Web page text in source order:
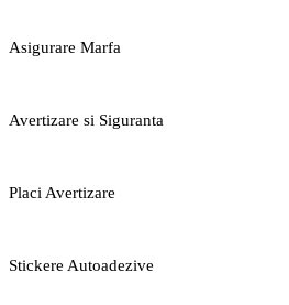
Asigurare Marfa
Avertizare si Siguranta
Placi Avertizare
Stickere Autoadezive